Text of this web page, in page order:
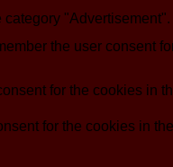
"Advertisement".
the user consent
for the cookies in
for the cookies in